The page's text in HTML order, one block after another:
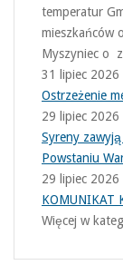
temperatur
mieszkańców
Myszyniec o
31 lipiec 2026
Ostrzeżenie
29 lipiec 2026
Syreny
Powstaniu
29 lipiec 2026
KOMUNIKAT
Więcej w